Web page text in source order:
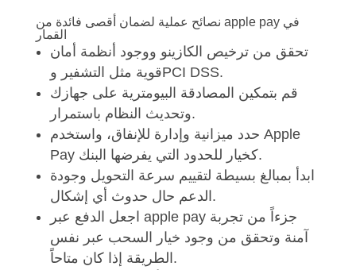
نصائح عملية لضمان أقصى فائدة من apple pay في
القمار
تحقق من ترخيص الكازينو ووجود أنظمة أمان
قوية مثل التشفير وPCI DSS.
قم بتمكين المصادقة البيومترية على جهازك
وتحديث النظام باستمرار.
حدد ميزانية وإدارة للإنفاق، واستخدم Apple
Pay كخيار للحدود التي يفرضها البنك.
ابدأ بمبالغ بسيطة لتقييم سرعة التحويل وجودة
الدعم حال حدوث أي إشكال.
اجعل الدفع عبر apple pay جزءاً من تجربة
آمنة وتحقق من وجود خيار السحب عبر نفس
الطريقة إذا كان متاحاً.